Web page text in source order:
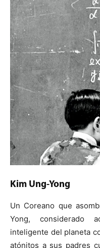
Kim Ung-Yong
Un Coreano que
Yong, considerado
inteligente del planeta
atónitos a sus padres